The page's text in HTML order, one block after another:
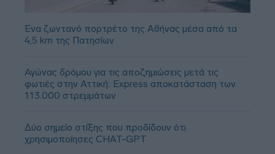
Ένα ζωντανό πορτρέτο της Αθήνας μέσα από τα
4,5 km της Πατησίων
Αγώνας δρόμου για τις αποζημιώσεις μετά τις
φωτιές στην Αττική: Express αποκατάσταση των
113.000 στρεμμάτων
Δύο σημείο στίξης που προδίδουν ότι
χρησιμοποίησες CHAT-GPT